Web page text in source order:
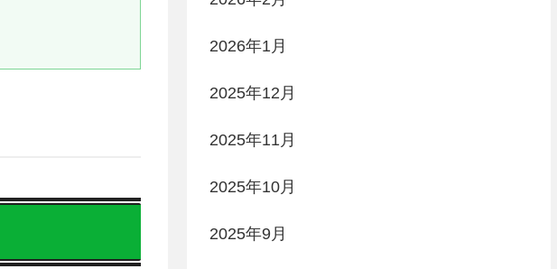
2026年1月
2025年12月
2025年11月
2025年10月
2025年9月